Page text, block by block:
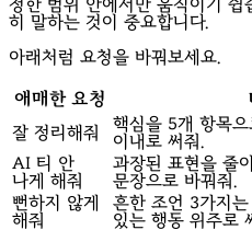
청한 범위 안에서만 움직이기 쉽
히 말하는 것이 중요합니다.
아래처럼 요청을 바꿔보세요.
애매한 요청
잘 정리해줘
핵심을 5개 항목
이내로 써줘.
AI 티 안
나게 해줘
과장된 표현을 줄
문장으로 바꿔줘.
뻔하지 않게
해줘
흔한 조언 3가지
있는 행동 위주로